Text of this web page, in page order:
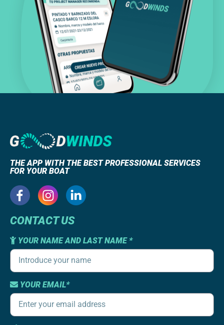
THE APP WITH THE BEST PROFESSIONAL SERVICES
FOR YOUR BOAT
CONTACT US
YOUR NAME AND LAST NAME *
YOUR EMAIL*